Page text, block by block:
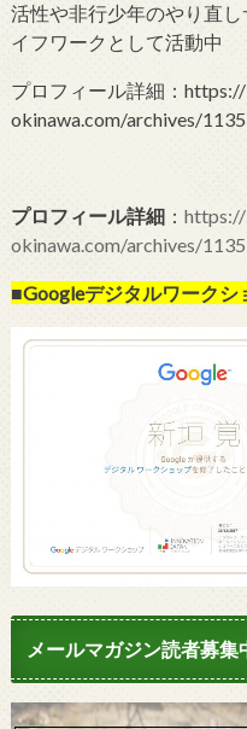
活性や非行少年のやり直
イフワークとして活動中
プロフィール詳細：
okinawa.com/archives/
プロフィール詳細：
okinawa.com/archives/
■Googleデジタルワークシ
メールマガジン読者募集